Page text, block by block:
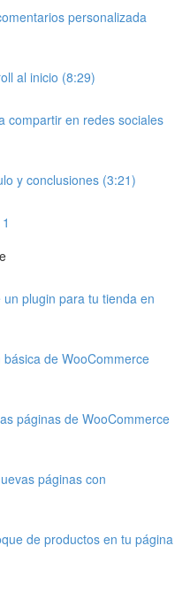
personalizada
al inicio (8:29)
compartir en redes sociales
y conclusiones (3:21)
plugin para tu tienda en
de WooCommerce
páginas de WooCommerce
páginas con
de productos en tu página